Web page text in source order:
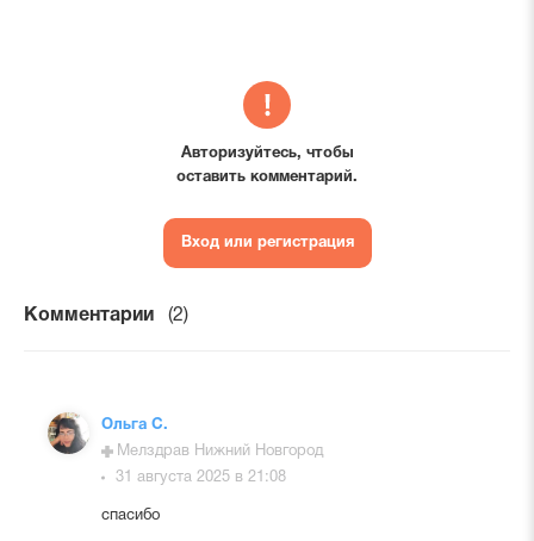
Авторизуйтесь, чтобы
оставить комментарий.
Вход или регистрация
Комментарии (2)
Ольга С.
Мелздрав Нижний Новгород
31 августа 2025 в 21:08
спасибо